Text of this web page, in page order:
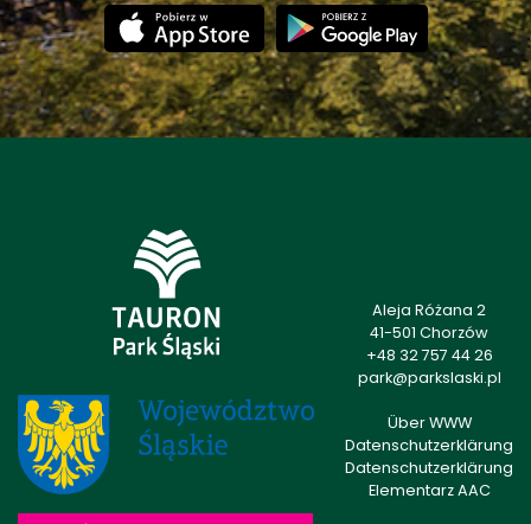
Aleja Różana 2
41-501 Chorzów
+48 32 757 44 26
park@parkslaski.pl
Über WWW
Datenschutzerklärung
Datenschutzerklärung
Elementarz AAC